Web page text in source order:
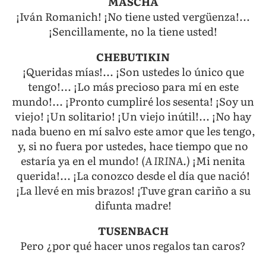
¡Iván Romanich! ¡No tiene usted vergüenza!...
¡Sencillamente, no la tiene usted!
CHEBUTIKIN
¡Queridas mías!... ¡Son ustedes lo único que
tengo!... ¡Lo más precioso para mí en este
mundo!... ¡Pronto cumpliré los sesenta! ¡Soy un
viejo! ¡Un solitario! ¡Un viejo inútil!... ¡No hay
nada bueno en mí salvo este amor que les tengo,
y, si no fuera por ustedes, hace tiempo que no
estaría ya en el mundo! (A IRINA.) ¡Mi nenita
querida!... ¡La conozco desde el día que nació!
¡La llevé en mis brazos! ¡Tuve gran cariño a su
difunta madre!
TUSENBACH
Pero ¿por qué hacer unos regalos tan caros?